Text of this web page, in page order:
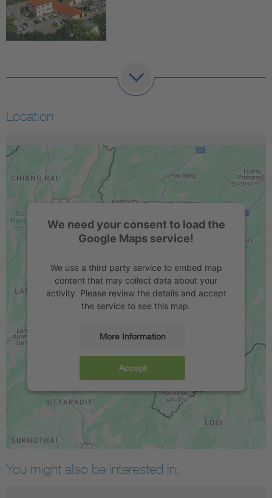
Location
We need your consent to load the
Google Maps service!
We use a third party service to embed map
content that may collect data about your
activity. Please review the details and accept
the service to see this map.
More Information
Accept
You might also be interested in: